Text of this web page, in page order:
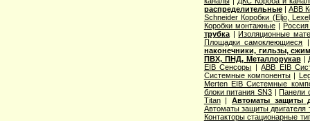
распределительные|ABB
Schneider Коробки (Eljo,
Коробки монтажные|
трубка|Изоляционные
Площадки самоклеющиеся
наконечники, гильзы,
ПВХ, ПНД, Металлорукав|
EIB Сенсоры |ABB EIB
Системные компоненты |
Merten EIB Системные
блоки питания SN3 |Панели
Titan| Автоматы защиты
Автоматы защиты двигателя
Контакторы стационарные